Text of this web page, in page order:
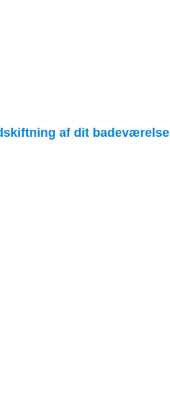
af dit badeværelse